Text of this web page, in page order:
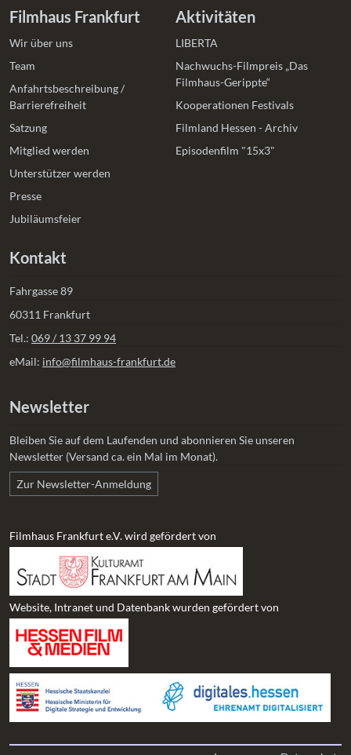
Filmhaus Frankfurt
Wir über uns
Team
Anfahrtsbeschreibung /
Barrierefreiheit
Satzung
Mitglied werden
Unterstützer werden
Presse
Jubiläumsfeier
Aktivitäten
LIBERTA
Nachwuchs-Filmpreis „Das
Filmhaus-Gerippte“
Kooperationen Festivals
Filmland Hessen - Archiv
Episodenfilm "15x3"
Kontakt
Fahrgasse 89
60311 Frankfurt
Tel.: 069 / 13 37 99 94
eMail: info@filmhaus-frankfurt.de
Newsletter
Bleiben Sie auf dem Laufenden und abonnieren Sie unseren
Newsletter (Versand ca. ein Mal im Monat).
Zur Newsletter-Anmeldung
Filmhaus Frankfurt e.V. wird gefördert von
Website, Intranet und Datenbank wurden gefördert von